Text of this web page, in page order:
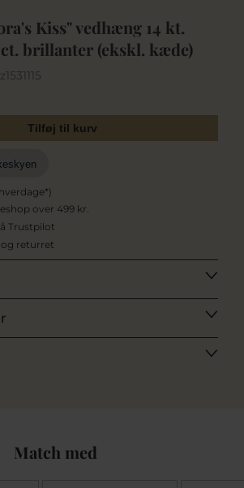
Kiss" vedhæng 14 kt.
brillanter (ekskl. kæde)
Tilføj til kurv
over 499 kr.
Trustpilot
returret
Match med